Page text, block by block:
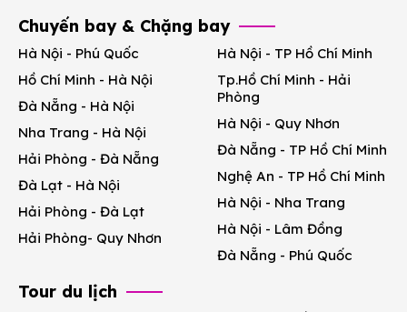
Chuyến bay & Chặng bay
Hà Nội - Phú Quốc
Hồ Chí Minh - Hà Nội
Đà Nẵng - Hà Nội
Nha Trang - Hà Nội
Hải Phòng - Đà Nẵng
Đà Lạt - Hà Nội
Hải Phòng - Đà Lạt
Hải Phòng- Quy Nhơn
Hà Nội - TP Hồ Chí Minh
Tp.Hồ Chí Minh - Hải
Phòng
Hà Nội - Quy Nhơn
Đà Nẵng - TP Hồ Chí Minh
Nghệ An - TP Hồ Chí Minh
Hà Nội - Nha Trang
Hà Nội - Lâm Đồng
Đà Nẵng - Phú Quốc
Tour du lịch